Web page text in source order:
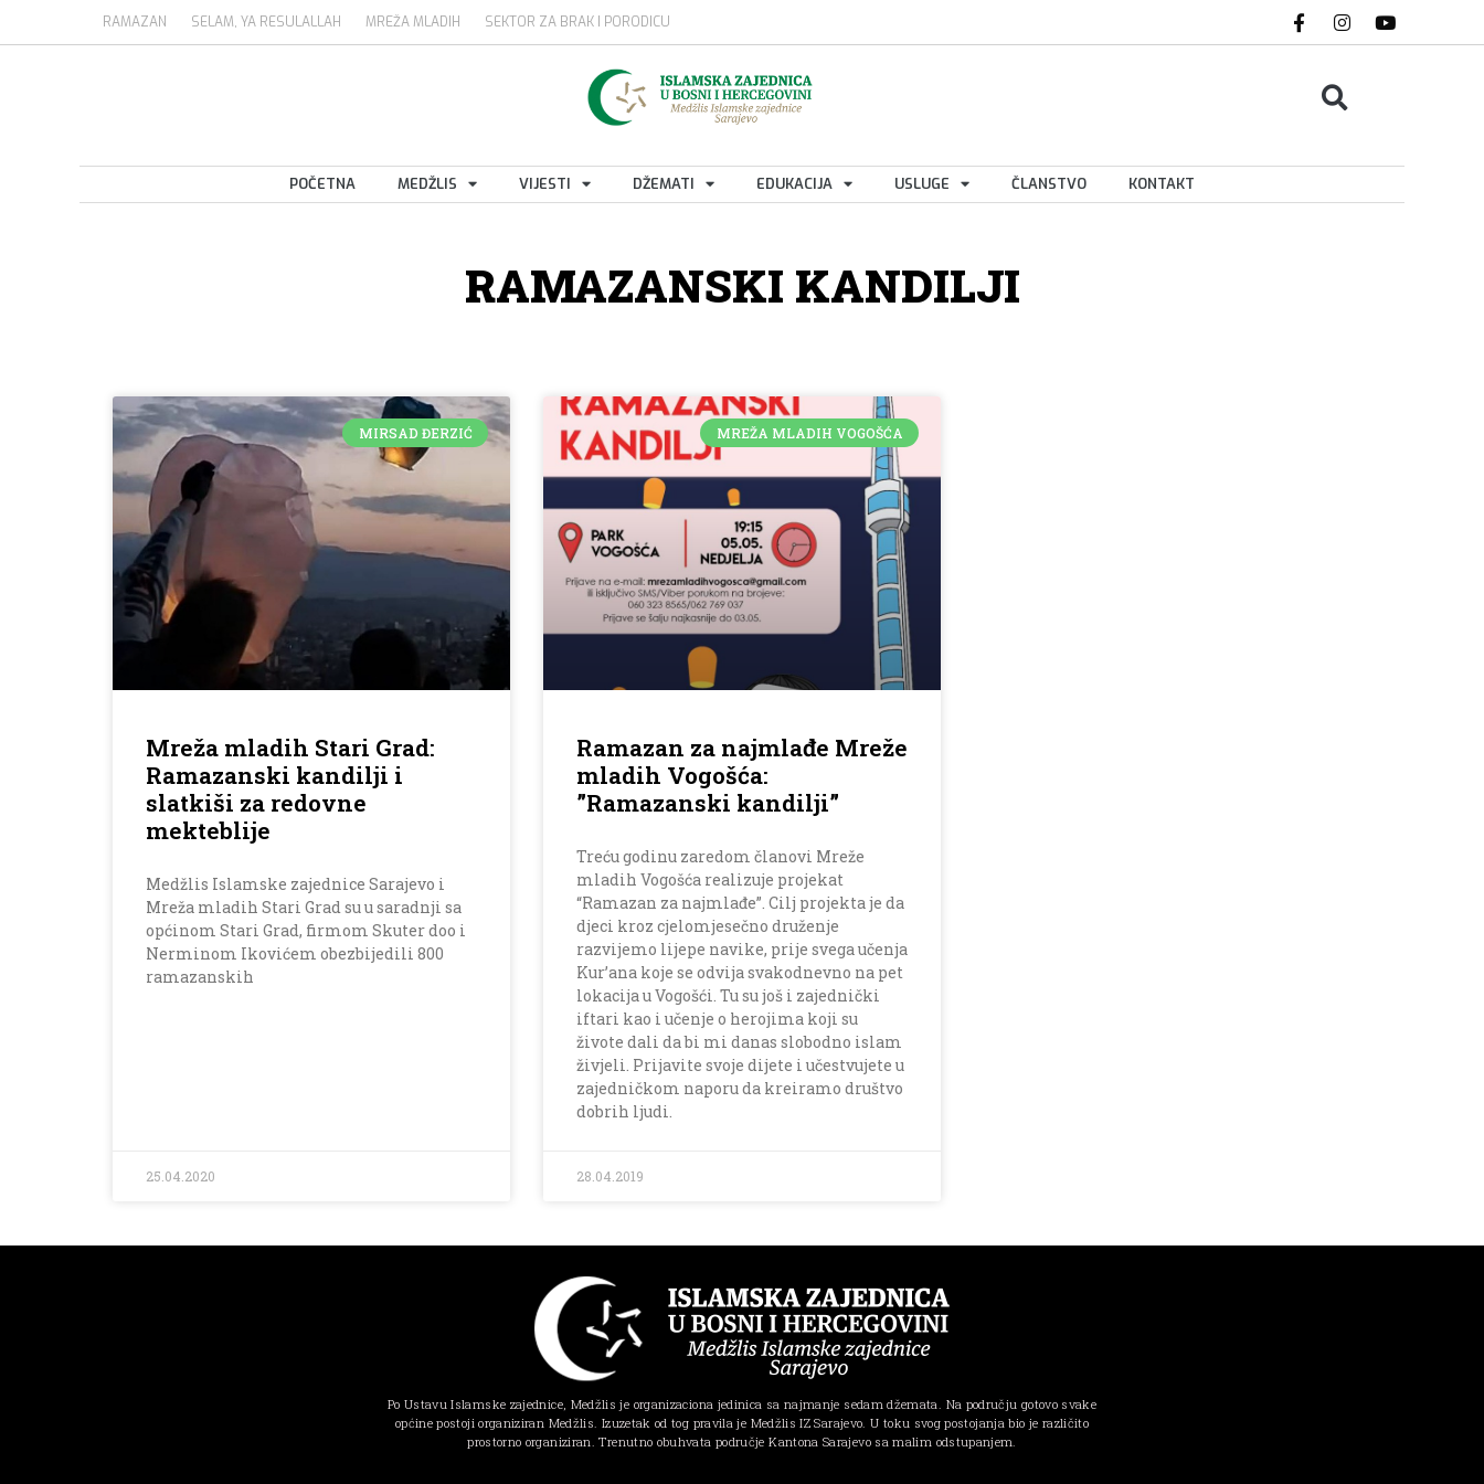
RAMAZAN SELAM, YA RESULALLAH MREŽA MLADIH SEKTOR ZA BRAK I PORODICU
POČETNA MEDŽLIS VIJESTI DŽEMATI EDUKACIJA USLUGE ČLANSTVO KONTAKT
RAMAZANSKI KANDILJI
MIRSAD ĐERZIĆ
Mreža mladih Stari Grad:
Ramazanski kandilji i
slatkiši za redovne
mekteblije
Medžlis Islamske zajednice Sarajevo i
Mreža mladih Stari Grad su u saradnji sa
općinom Stari Grad, firmom Skuter doo i
Nerminom Ikovićem obezbijedili 800
ramazanskih
25.04.2020
MREŽA MLADIH VOGOŠĆA
Ramazan za najmlađe Mreže
mladih Vogošća:
”Ramazanski kandilji”
Treću godinu zaredom članovi Mreže
mladih Vogošća realizuje projekat
“Ramazan za najmlađe”. Cilj projekta je da
djeci kroz cjelomjesečno druženje
razvijemo lijepe navike, prije svega učenja
Kur’ana koje se odvija svakodnevno na pet
lokacija u Vogošći. Tu su još i zajednički
iftari kao i učenje o herojima koji su
živote dali da bi mi danas slobodno islam
živjeli. Prijavite svoje dijete i učestvujete u
zajedničkom naporu da kreiramo društvo
dobrih ljudi.
28.04.2019
Po Ustavu Islamske zajednice, Medžlis je organizaciona jedinica sa najmanje sedam džemata. Na području gotovo svake
općine postoji organiziran Medžlis. Izuzetak od tog pravila je Medžlis IZ Sarajevo. U toku svog postojanja bio je različito
prostorno organiziran. Trenutno obuhvata područje Kantona Sarajevo sa malim odstupanjem.